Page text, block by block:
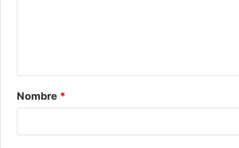
Nombre *